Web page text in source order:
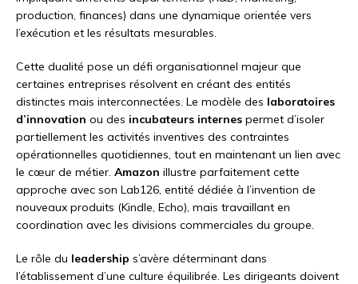
production, finances) dans une dynamique orientée vers
l’exécution et les résultats mesurables.
Cette dualité pose un défi organisationnel majeur que
certaines entreprises résolvent en créant des entités
distinctes mais interconnectées. Le modèle des laboratoires
d’innovation ou des incubateurs internes permet d’isoler
partiellement les activités inventives des contraintes
opérationnelles quotidiennes, tout en maintenant un lien avec
le cœur de métier. Amazon illustre parfaitement cette
approche avec son Lab126, entité dédiée à l’invention de
nouveaux produits (Kindle, Echo), mais travaillant en
coordination avec les divisions commerciales du groupe.
Le rôle du leadership s’avère déterminant dans
l’établissement d’une culture équilibrée. Les dirigeants doivent